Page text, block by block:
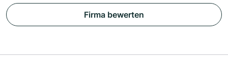
Firma bewerten